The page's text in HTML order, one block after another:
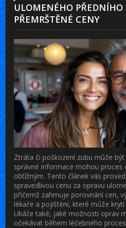
ULOMENÉHO
PŘEMRŠTĚNÉ CENY
Ztráta či poškození zubu může
správné informace mohou proces
obtížným. Tento článek vás
spravedlivou cenu za opravu
přičemž zahrnuje porovnání cen,
lékaře a pojištění, které může
Ukáže také, jaké možnosti oprav
očekávat během léčebného